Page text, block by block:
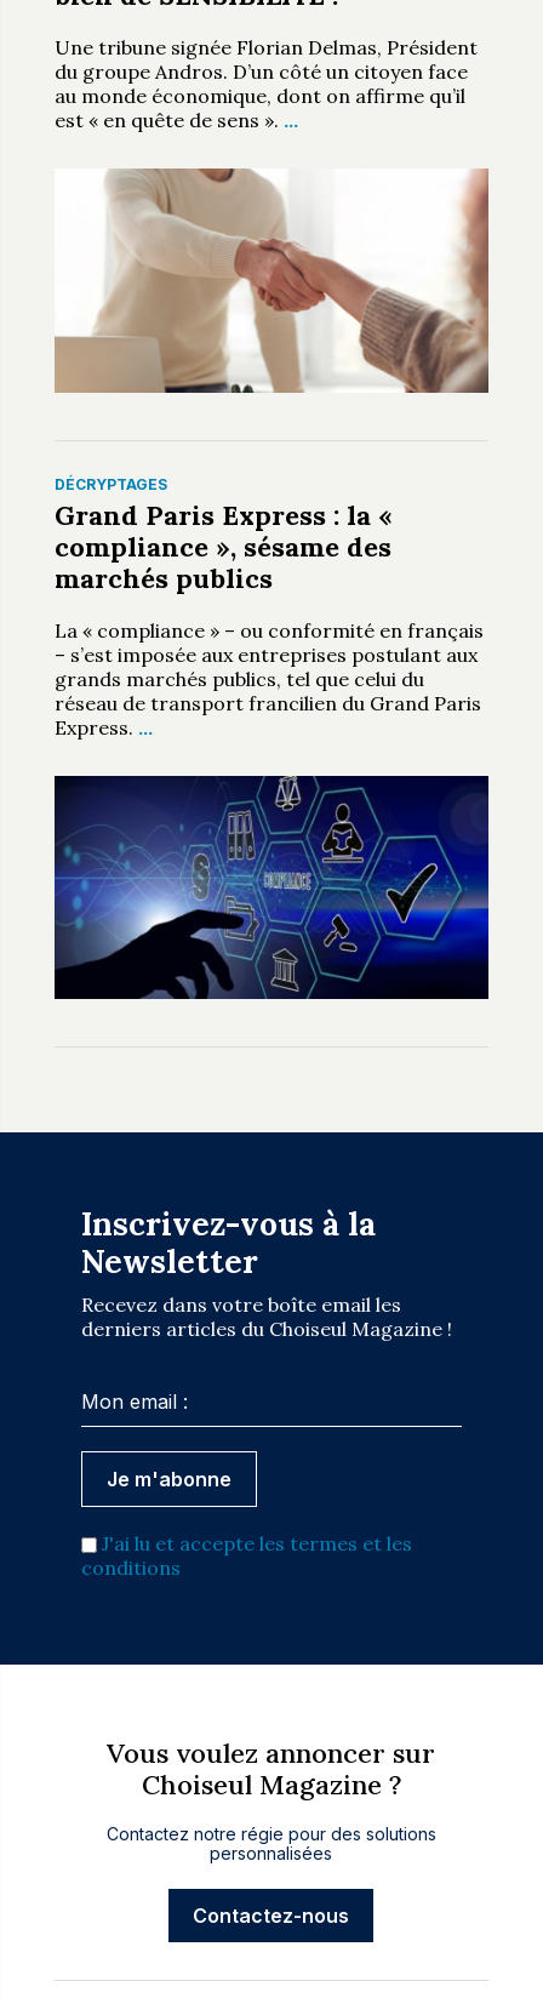
Une tribune signée Florian Delmas, Président
du groupe Andros. D’un côté un citoyen face
au monde économique, dont on affirme qu’il
est « en quête de sens ». …
DÉCRYPTAGES
Grand Paris Express : la «
compliance », sésame des
marchés publics
La « compliance » – ou conformité en français
– s’est imposée aux entreprises postulant aux
grands marchés publics, tel que celui du
réseau de transport francilien du Grand Paris
Express. …
Inscrivez-vous à la
Newsletter
Recevez dans votre boîte email les
derniers articles du Choiseul Magazine !
J'ai lu et accepte les termes et les
conditions
Vous voulez annoncer sur
Choiseul Magazine ?
Contactez notre régie pour des solutions
personnalisées
Contactez-nous